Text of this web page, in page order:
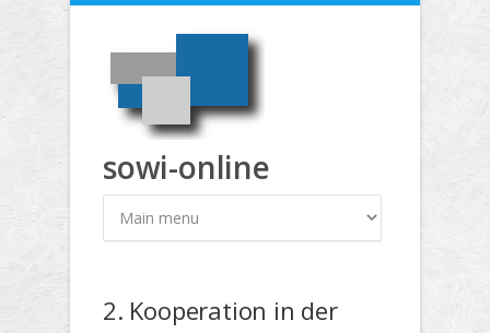
Direkt zum Inhalt
sowi-online
2. Kooperation in der